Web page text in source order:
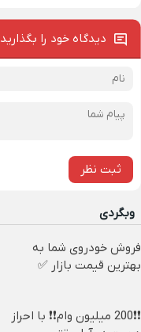
دیدگاه خود را بگذارید
ثبت نظر
وبگردی
فروش خودروی شما به
بهترین قیمت بازار ✅
❗❗200 میلیون وام❗❗ با احراز